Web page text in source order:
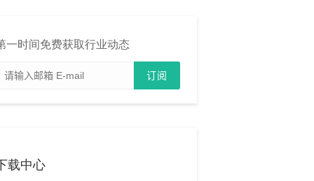
一时间免费获取行业动态
载中心